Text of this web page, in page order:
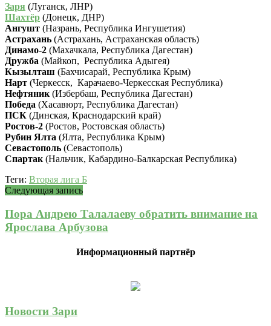
Заря (Луганск, ЛНР)
Шахтёр (Донецк, ДНР)
Ангушт (Назрань, Республика Ингушетия)
Астрахань (Астрахань, Астраханская область)
Динамо-2 (Махачкала, Республика Дагестан)
Дружба (Майкоп, Республика Адыгея)
Кызылташ (Бахчисарай, Республика Крым)
Нарт (Черкесск, Карачаево-Черкесская Республика)
Нефтяник (Избербаш, Республика Дагестан)
Победа (Хасавюрт, Республика Дагестан)
ПСК (Динская, Краснодарский край)
Ростов-2 (Ростов, Ростовская область)
Рубин Ялта (Ялта, Республика Крым)
Севастополь (Севастополь)
Спартак (Нальчик, Кабардино-Балкарская Республика)
Теги: Вторая лига Б
Следующая запись
Пора Андрею Талалаеву обратить внимание на
Ярослава Арбузова
Информационный партнёр
Новости Зари